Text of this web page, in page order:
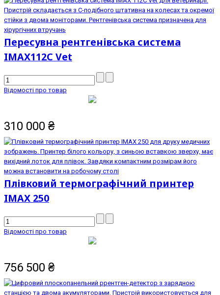
Пересувна рентгенівська система
IMAX112C Vet
Відомості про товар
310 000 ₴
Плівковий термографічний принтер
IMAX 250
Відомості про товар
756 500 ₴